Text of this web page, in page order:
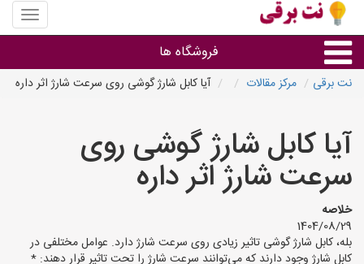
منوی
سایت
برقی
فروشگاه ها
سایر گروه ها
فروشنده های لوازم برقی
نت برقی مرکز مقالات آیا کابل شارژ گوشی روی سرعت شارژ اثر داره
آیا کابل شارژ گوشی روی
سرعت شارژ اثر داره
خلاصه
1404/08/29
بله، کابل شارژ گوشی تاثیر زیادی روی سرعت شارژ دارد. عوامل مختلفی در
کابل شارژ وجود دارند که می‌توانند سرعت شارژ را تحت تاثیر قرار دهند: *